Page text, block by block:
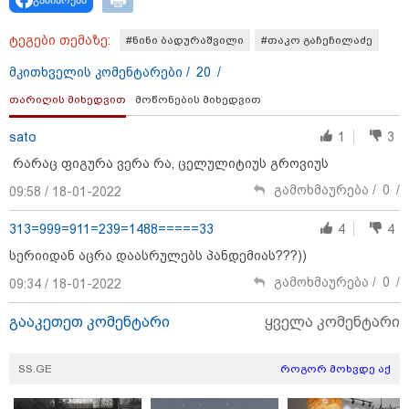
19:33 / 07-08-2026
"განიხილავდნენ, როგორ ჩაიდინა გაბაშვილმა
დანაშაული" - გიგა ავალიანის საქმის პროკურორი
ნია იმნაძის და მამის დიალოგის ფარული ჩანაწერის
"აი, ეს არის სამშობლოს
დაკავშირებით ირაკლი
ტეგები თემაზე: #ნინი ბადურაშვილი #თაკო გაჩეჩილაძე
მკითხველის კომენტარები / 20 /
თარიღის მიხედვით მოწონების მიხედვით
sato 1
3
რარაც ფიგურა ვერა რა, ცელულიტიუს გროვიუს
09:58 / 18-01-2022
გამოხმაურება / 0 /
313=999=911=239=1488=====33 4
4
სერიიდან აცრა დაასრულებს პანდემიას???))
09:34 / 18-01-2022
გამოხმაურება / 0 /
გააკეთეთ კომენტარი ყველა კომენტარი
SS.GE როგორ მოხვდე აქ